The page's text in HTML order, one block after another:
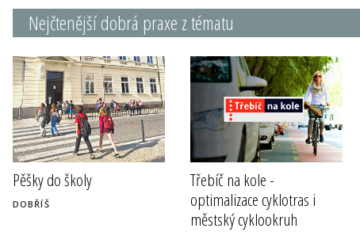
Nejčtenější dobrá praxe z tématu
Pěšky do školy
DOBŘÍŠ
Třebíč na kole -
optimalizace cyklotras i
městský cyklookruh